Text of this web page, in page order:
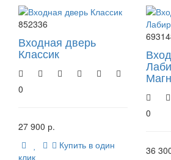
852336
Входная дверь
Классик
0
27 900 р.
Купить в один
клик
0
36